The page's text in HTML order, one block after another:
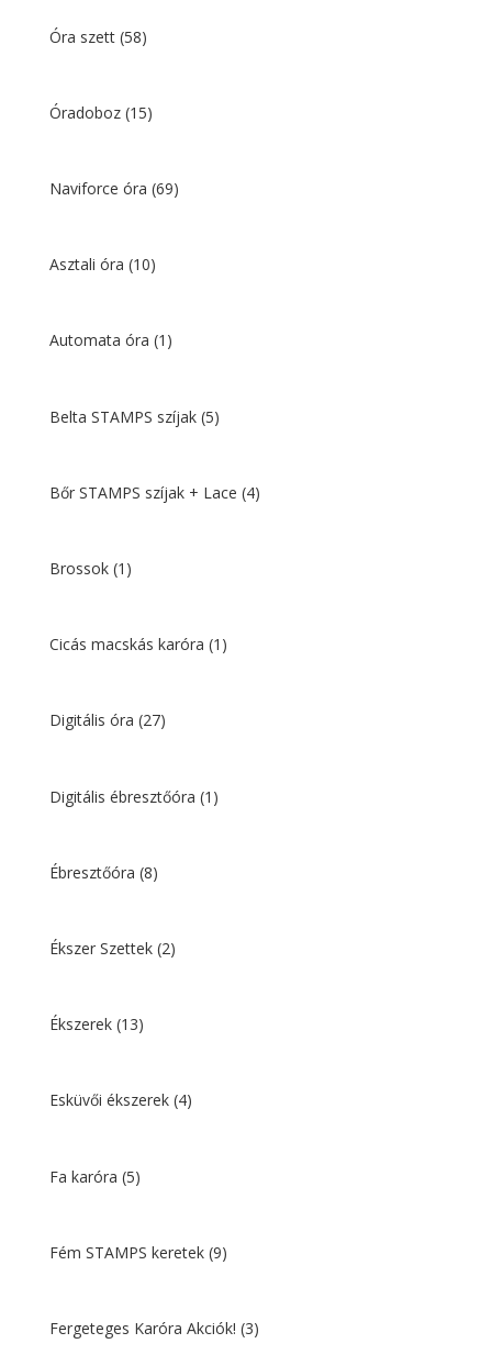
Óra szett (58)
Óradoboz (15)
Naviforce óra (69)
Asztali óra (10)
Automata óra (1)
Belta STAMPS szíjak (5)
Bőr STAMPS szíjak + Lace (4)
Brossok (1)
Cicás macskás karóra (1)
Digitális óra (27)
Digitális ébresztőóra (1)
Ébresztőóra (8)
Ékszer Szettek (2)
Ékszerek (13)
Esküvői ékszerek (4)
Fa karóra (5)
Fém STAMPS keretek (9)
Fergeteges Karóra Akciók! (3)